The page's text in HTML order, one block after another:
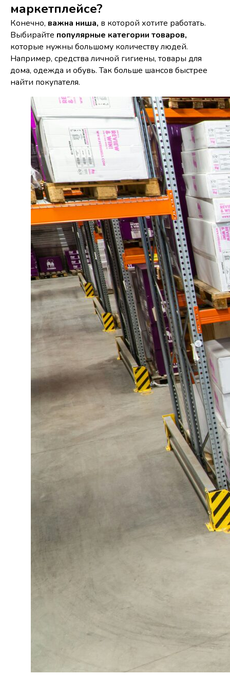
маркетплейсе?
Конечно, важна ниша, в которой хотите работать.
Выбирайте популярные категории товаров,
которые нужны большому количеству людей.
Например, средства личной гигиены, товары для
дома, одежда и обувь. Так больше шансов быстрее
найти покупателя.